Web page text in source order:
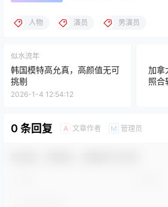
人物 演员 男演员
似水流年
韩国模特高允真，高颜值无可
挑剔
2026-1-4 12:54:12
加拿
照合
0 条回复 A 文章作者 M 管理员